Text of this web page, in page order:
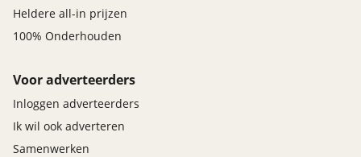
Heldere all-in prijzen
100% Onderhouden
Voor adverteerders
Inloggen adverteerders
Ik wil ook adverteren
Samenwerken